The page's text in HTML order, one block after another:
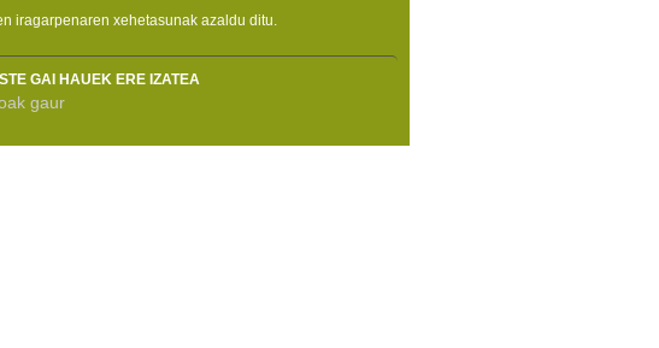
iragarpenaren xehetasunak azaldu ditu.
GAI HAUEK ERE IZATEA
gaur